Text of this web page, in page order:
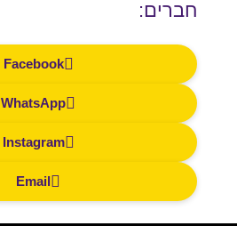
חברים:
Facebook
WhatsApp
Instagram
Email